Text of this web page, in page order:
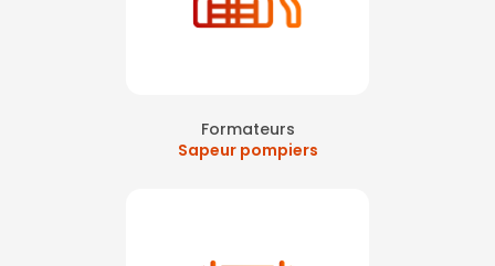
Formateurs
Sapeur pompiers